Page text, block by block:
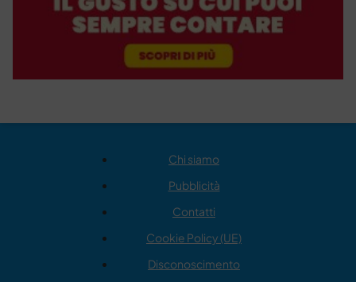
Chi siamo
Pubblicità
Contatti
Cookie Policy (UE)
Disconoscimento